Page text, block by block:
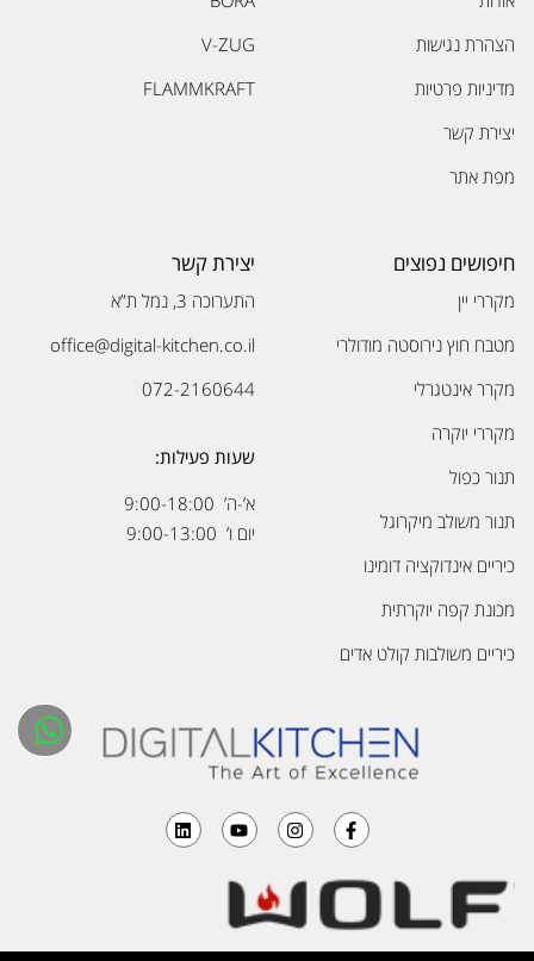
הצהרת נגישות
מדיניות פרטיות
יצירת קשר
מפת אתר
V-ZUG
FLAMMKRAFT
חיפושים נפוצים
מקררי יין
מטבח חוץ נירוסטה מודולרי
מקרר אינטגרלי
מקררי יוקרה
תנור כפול
תנור משולב מיקרוגל
כיריים אינדוקציה דומינו
מכונת קפה יוקרתית
כיריים משולבות קולט אדים
יצירת קשר
התערוכה 3, נמל ת”א
office@digital-kitchen.co.il
072-2160644
שעות פעילות:
א’-ה’ 9:00-18:00
יום ו’ 9:00-13:00